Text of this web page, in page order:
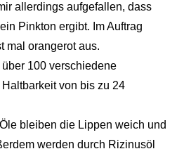
allerdings aufgefallen, dass
Pinkton ergibt. Im Auftrag
mal orangerot aus.
100 verschiedene
von bis zu 24
bleiben die Lippen weich und
werden durch Rizinusöl